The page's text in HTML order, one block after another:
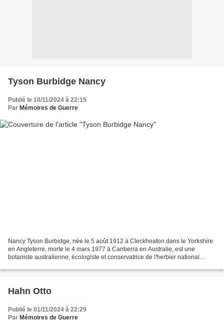
Tyson Burbidge Nancy
Publié le 10/11/2024 à 22:15
Par Mémoires de Guerre
Nancy Tyson Burbidge, née le 5 août 1912 à Cleckheaton dans le Yorkshire
en Angleterre, morte le 4 mars 1977 à Canberra en Australie, est une
botaniste australienne, écologiste et conservatrice de l'herbier national
Hahn Otto
Publié le 01/11/2024 à 22:29
Par Mémoires de Guerre